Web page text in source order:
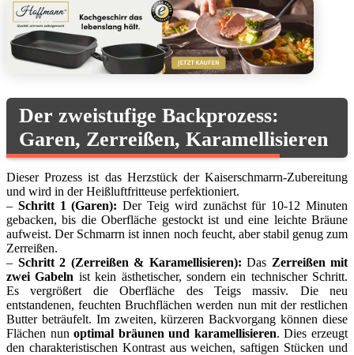
Der zweistufige Backprozess:
Garen, Zerreißen, Karamellisieren
Dieser Prozess ist das Herzstück der Kaiserschmarrn-Zubereitung
und wird in der Heißluftfritteuse perfektioniert.
– Schritt 1 (Garen): Der Teig wird zunächst für 10-12 Minuten
gebacken, bis die Oberfläche gestockt ist und eine leichte Bräune
aufweist. Der Schmarrn ist innen noch feucht, aber stabil genug zum
Zerreißen.
– Schritt 2 (Zerreißen & Karamellisieren): Das Zerreißen mit
zwei Gabeln ist kein ästhetischer, sondern ein technischer Schritt.
Es vergrößert die Oberfläche des Teigs massiv. Die neu
entstandenen, feuchten Bruchflächen werden nun mit der restlichen
Butter beträufelt. Im zweiten, kürzeren Backvorgang können diese
Flächen nunoptimal bräunen und karamellisieren. Dies erzeugt
den charakteristischen Kontrast aus weichen, saftigen Stücken und